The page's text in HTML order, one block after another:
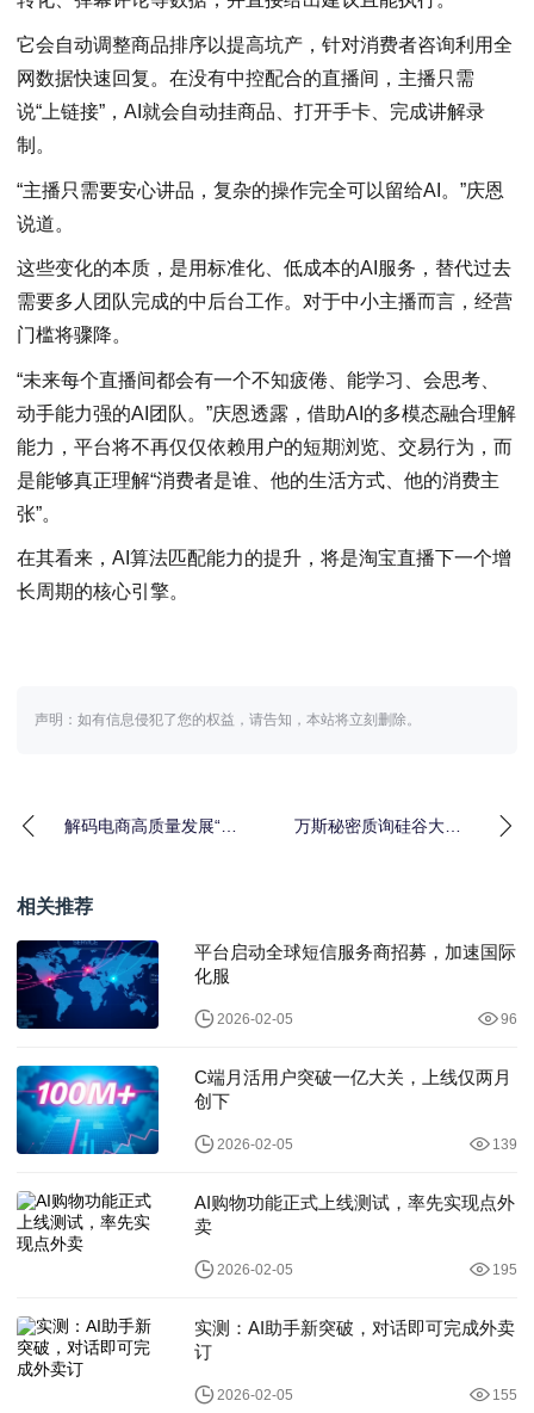
它会自动调整商品排序以提高坑产，针对消费者咨询利用全
网数据快速回复。在没有中控配合的直播间，主播只需
说“上链接”，AI就会自动挂商品、打开手卡、完成讲解录
制。
“主播只需要安心讲品，复杂的操作完全可以留给AI。”庆恩
说道。
这些变化的本质，是用标准化、低成本的AI服务，替代过去
需要多人团队完成的中后台工作。对于中小主播而言，经营
门槛将骤降。
“未来每个直播间都会有一个不知疲倦、能学习、会思考、
动手能力强的AI团队。”庆恩透露，借助AI的多模态融合理解
能力，平台将不再仅仅依赖用户的短期浏览、交易行为，而
是能够真正理解“消费者是谁、他的生活方式、他的消费主
张”。
在其看来，AI算法匹配能力的提升，将是淘宝直播下一个增
长周期的核心引擎。
声明：如有信息侵犯了您的权益，请告知，本站将立刻删除。
解码电商高质量发展“16
万斯秘密质询硅谷大
相关推荐
平台启动全球短信服务商招募，加速国际
化服
2026-02-05 96
C端月活用户突破一亿大关，上线仅两月
创下
2026-02-05 139
AI购物功能正式上线测试，率先实现点外
卖
2026-02-05 195
实测：AI助手新突破，对话即可完成外卖
订
2026-02-05 155